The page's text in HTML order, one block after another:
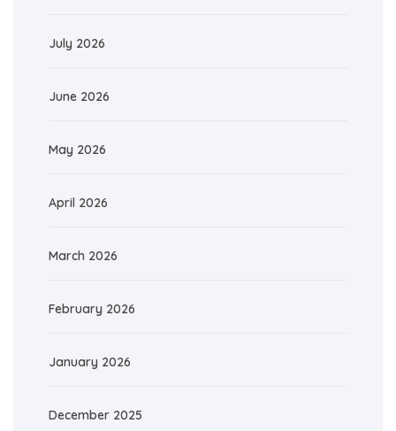
July 2026
June 2026
May 2026
April 2026
March 2026
February 2026
January 2026
December 2025